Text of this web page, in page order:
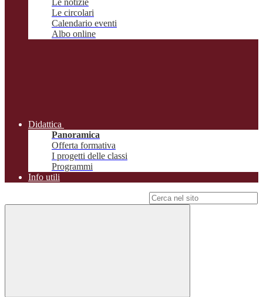
Le notizie
Le circolari
Calendario eventi
Albo online
Didattica
Panoramica
Offerta formativa
I progetti delle classi
Programmi
Info utili